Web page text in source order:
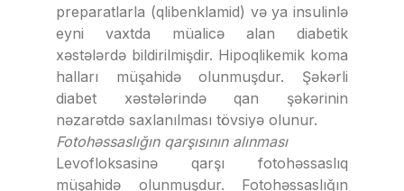
preparatlarla (qlibenklamid) və ya insulinlə
eyni vaxtda müalicə alan diabetik
xəstələrdə bildirilmişdir. Hipoqlikemik koma
halları müşahidə olunmuşdur. Şəkərli
diabet xəstələrində qan şəkərinin
nəzarətdə saxlanılması tövsiyə olunur.
Fotohəssaslığın qarşısının alınması
Levofloksasinə qarşı fotohəssaslıq
müşahidə olunmuşdur. Fotohəssaslığın